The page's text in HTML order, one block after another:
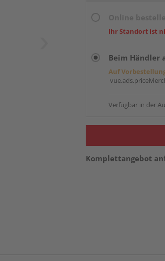
Ihr Standort ist
Beim Händler
Auf
Verfügbar in der
Komplettangebot